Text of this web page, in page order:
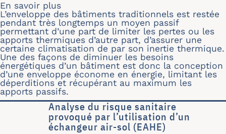
En savoir plus
L’enveloppe des bâtiments traditionnels est restée
pendant très longtemps un moyen passif
permettant d’une part de limiter les pertes ou les
apports thermiques d’autre part, d’assurer une
certaine climatisation de par son inertie thermique.
Une des façons de diminuer les besoins
énergétiques d’un bâtiment est donc la conception
d’une enveloppe économe en énergie, limitant les
déperditions et récupérant au maximum les
apports passifs.
Analyse du risque sanitaire
provoqué par l’utilisation d’un
échangeur air-sol (EAHE)